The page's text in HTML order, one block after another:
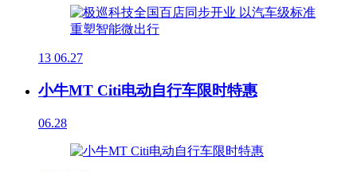
13 06.27
小牛MT Citi电动自行车限时特惠
06.28